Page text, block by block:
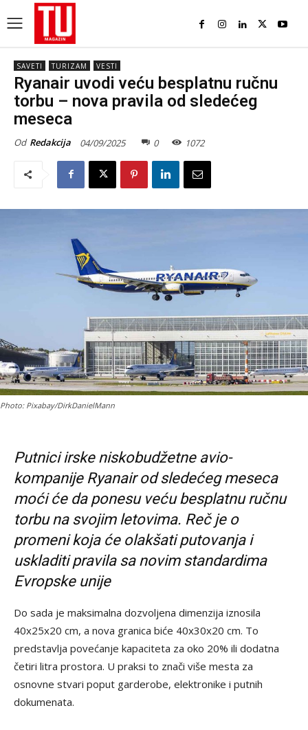
SAVETI TURIZAM VESTI
Ryanair uvodi veću besplatnu ručnu
torbu – nova pravila od sledećeg
meseca
Od Redakcija 04/09/2025 0 1072
Photo: Pixabay/DirkDanielMann
Putnici irske niskobudžetne avio-
kompanije Ryanair od sledećeg meseca
moći će da ponesu veću besplatnu ručnu
torbu na svojim letovima. Reč je o
promeni koja će olakšati putovanja i
uskladiti pravila sa novim standardima
Evropske unije
Do sada je maksimalna dozvoljena dimenzija iznosila
40x25x20 cm, a nova granica biće 40x30x20 cm. To
predstavlja povećanje kapaciteta za oko 20% ili dodatna
četiri litra prostora. U praksi to znači više mesta za
osnovne stvari poput garderobe, elektronike i putnih
dokumenata.